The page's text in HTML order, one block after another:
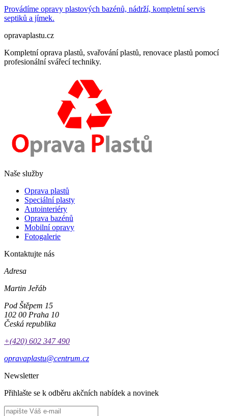
Provádíme opravy plastových bazénů, nádrží, kompletní servis
septiků a jímek.
opravaplastu.cz
Kompletní oprava plastů, svařování plastů, renovace plastů pomocí
profesionální svářecí techniky.
Naše služby
Oprava plastů
Speciální plasty
Autointeriéry
Oprava bazénů
Mobilní opravy
Fotogalerie
Kontaktujte nás
Adresa
Martin Jeřáb
Pod Štěpem 15
102 00 Praha 10
Česká republika
+(420) 602 347 490
opravaplastu@centrum.cz
Newsletter
Přihlašte se k odběru akčních nabídek a novinek